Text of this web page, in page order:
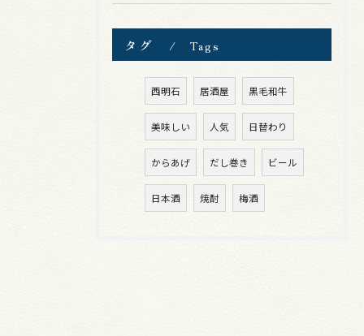
タグ Tags
西明石 居酒屋 黒毛和牛
美味しい 人気 日替わり
からあげ だし巻き ビール
日本酒 焼酎 梅酒